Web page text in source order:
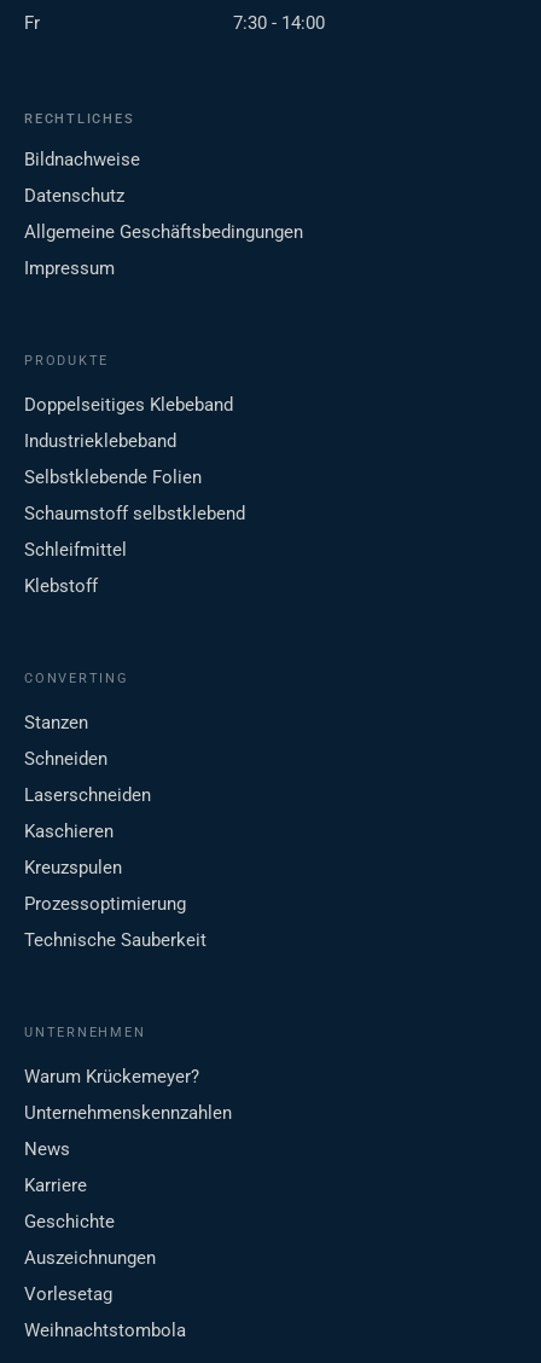
Fr
7:30 - 14:00
RECHTLICHES
Bildnachweise
Datenschutz
Allgemeine Geschäftsbedingungen
Impressum
PRODUKTE
Doppelseitiges Klebeband
Industrieklebeband
Selbstklebende Folien
Schaumstoff selbstklebend
Schleifmittel
Klebstoff
CONVERTING
Stanzen
Schneiden
Laserschneiden
Kaschieren
Kreuzspulen
Prozessoptimierung
Technische Sauberkeit
UNTERNEHMEN
Warum Krückemeyer?
Unternehmenskennzahlen
News
Karriere
Geschichte
Auszeichnungen
Vorlesetag
Weihnachtstombola